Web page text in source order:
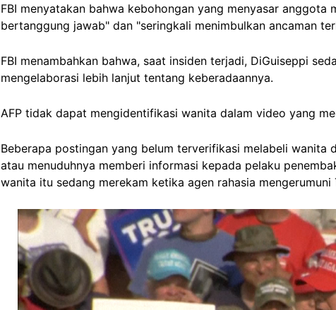
FBI menyatakan bahwa kebohongan yang menyasar
bertanggung jawab" dan "seringkali menimbulkan ancaman
FBI menambahkan bahwa, saat insiden terjadi, DiGuiseppi
mengelaborasi lebih lanjut tentang keberadaannya.
AFP tidak dapat mengidentifikasi wanita dalam video yang
Beberapa postingan yang belum terverifikasi melabeli
atau menuduhnya memberi informasi kepada pelaku
wanita itu sedang merekam ketika agen rahasia